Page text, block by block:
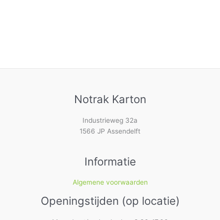
Notrak Karton
Industrieweg 32a
1566 JP Assendelft
Informatie
Algemene voorwaarden
Openingstijden (op locatie)